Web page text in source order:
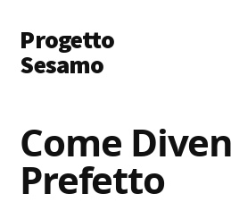
main
content
primary
sidebar
menu
Progetto
Sesamo
Porte
a
Soldi
Come
Prefetto